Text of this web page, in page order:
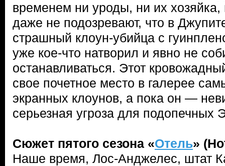
временем ни уроды, ни их хозяйка,
даже не подозревают, что в
страшный клоун-убийца с
уже кое-что натворил и явно не
останавливаться. Этот
свое почетное место в галерее
экранных клоунов, а пока он —
серьезная угроза для подопечных
Сюжет пятого сезона «Отель»
Наше время, Лос-Анджелес, штат